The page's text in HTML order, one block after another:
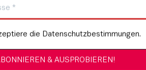
Stöckchen schleudere – ohne
Pudel, ich benötige das
diese Welt denkt nicht im
sie bleibt windschief und
doch modern. Eine Pudelite
die Datenschutzbestimmungen.